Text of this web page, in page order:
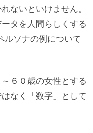
ないといけません。
タを人間らしくする
ルソナの例について
６０歳の女性とする
なく「数字」として